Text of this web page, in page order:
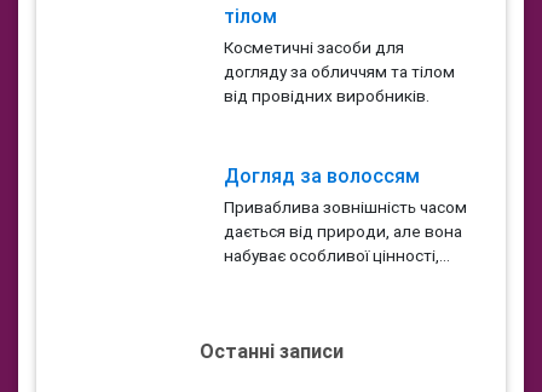
тілом
Косметичні засоби для
догляду за обличчям та тілом
від провідних виробників.
Догляд за волоссям
Приваблива зовнішність часом
дається від природи, але вона
набуває особливої ​​цінності,...
Останні записи